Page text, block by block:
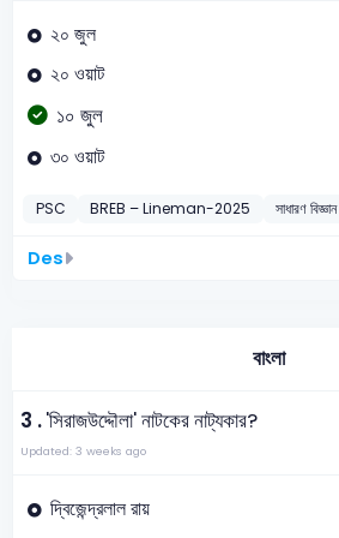
২০ জুল
২০ ওয়াট
১০ জুল
৩০ ওয়াট
PSC BREB – Lineman-2025 সাধারণ বিজ্ঞান
Des
বাংলা
3 .'সিরাজউদ্দৌলা' নাটকের নাট্যকার?
Updated: 3 weeks ago
দ্বিজেন্দ্রলাল রায়